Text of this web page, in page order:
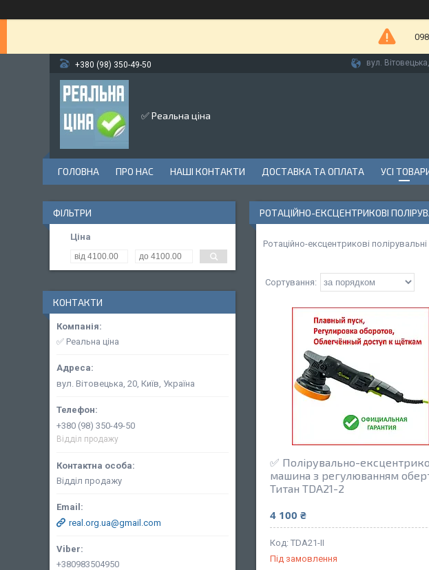
+380 (98) 350-49-50 вул.
✅ Реальна ціна
ГОЛОВНА ПРО НАС НАШІ КОНТАКТИ ДОСТАВКА ТА ОПЛАТА УСІ
РОТАЦІЙНО-ЕКСЦЕНТРИКОВІ
Ротаційно-ексцентрикові
✅ Полірувально-
машина з регулюванням
Титан TDA21-2
4 100 ₴
TDA21-II
Під замовлення
ФІЛЬТРИ
Ціна
КОНТАКТИ
✅ Реальна ціна
вул. Вітовецька, 20, Київ, Україна
+380 (98) 350-49-50
Відділ продажу
Відділ продажу
real.org.ua@gmail.com
+380983504950